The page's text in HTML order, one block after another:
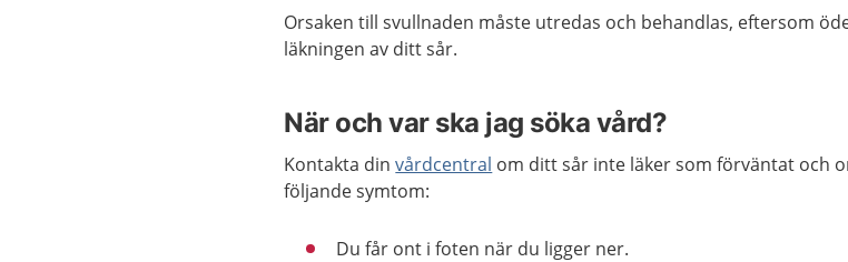
Orsaken till svullnaden måste utredas och behandlas, eftersom
läkningen av ditt sår.
När och var ska jag söka vård?
Kontakta dinvårdcentral om ditt sår inte läker som förväntat och
följande symtom:
Du får ont i foten när du ligger ner.